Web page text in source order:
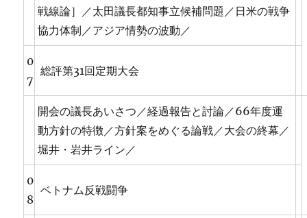
戦線論］／太田議長都知事立候補問題／日米の戦争
協力体制／アジア情勢の波動／
0
7
総評第31回定期大会
開会の議長あいさつ／経過報告と討論／66年度運
動方針の特徴／方針案をめぐる論戦／大会の終幕／
堀井・岩井ライン／
0
8
ベトナム反戦闘争